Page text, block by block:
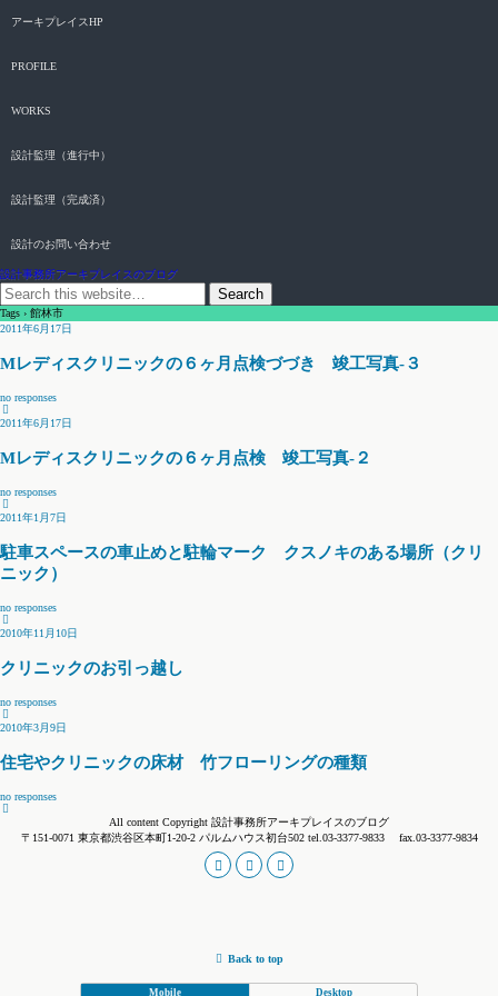
アーキプレイスHP
PROFILE
WORKS
設計監理（進行中）
設計監理（完成済）
設計のお問い合わせ
設計事務所アーキプレイスのブログ
Tags › 館林市
2011年6月17日
Mレディスクリニックの６ヶ月点検づづき 竣工写真-３
no responses
2011年6月17日
Mレディスクリニックの６ヶ月点検 竣工写真-２
no responses
2011年1月7日
駐車スペースの車止めと駐輪マーク クスノキのある場所（クリ
ニック）
no responses
2010年11月10日
クリニックのお引っ越し
no responses
2010年3月9日
住宅やクリニックの床材 竹フローリングの種類
no responses
All content Copyright 設計事務所アーキプレイスのブログ
〒151-0071 東京都渋谷区本町1-20-2 パルムハウス初台502 tel.03-3377-9833 fax.03-3377-9834
Back to top
Mobile Desktop